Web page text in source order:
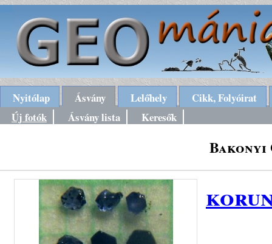
Nyitólap Ásvány Lelőhely
Cikk, Folyóirat
Új fotók
Ásvány lista Keresők